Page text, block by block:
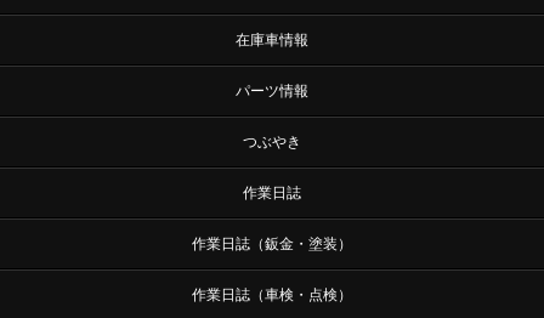
在庫車情報
パーツ情報
つぶやき
作業日誌
作業日誌（鈑金・塗装）
作業日誌（車検・点検）